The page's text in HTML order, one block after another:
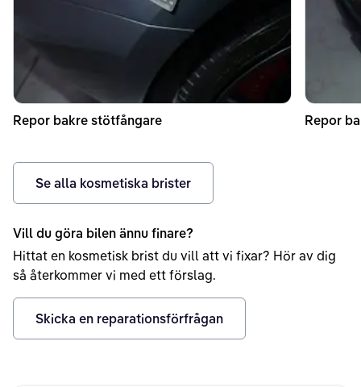
Repor bakre stötfångare Repor
Se alla kosmetiska brister
Vill du göra bilen ännu finare?
Hittat en kosmetisk brist du vill att vi fixar? Hör av dig
så återkommer vi med ett förslag.
Skicka en reparationsförfrågan